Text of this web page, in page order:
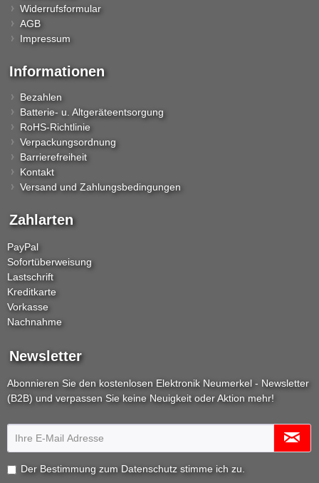
Widerrufsformular
AGB
Impressum
Informationen
Bezahlen
Batterie- u. Altgeräteentsorgung
RoHS-Richtlinie
Verpackungsordnung
Barrierefreiheit
Kontakt
Versand und Zahlungsbedingungen
Zahlarten
PayPal
Sofortüberweisung
Lastschrift
Kreditkarte
Vorkasse
Nachnahme
Newsletter
Abonnieren Sie den kostenlosen Elektronik Neumerkel - Newsletter
(B2B) und verpassen Sie keine Neuigkeit oder Aktion mehr!
Der Bestimmung zum Datenschutz stimme ich zu.